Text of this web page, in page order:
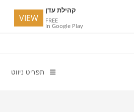
תפריט ניווט
קהילת עדן
FREE
In Google Play
VIEW